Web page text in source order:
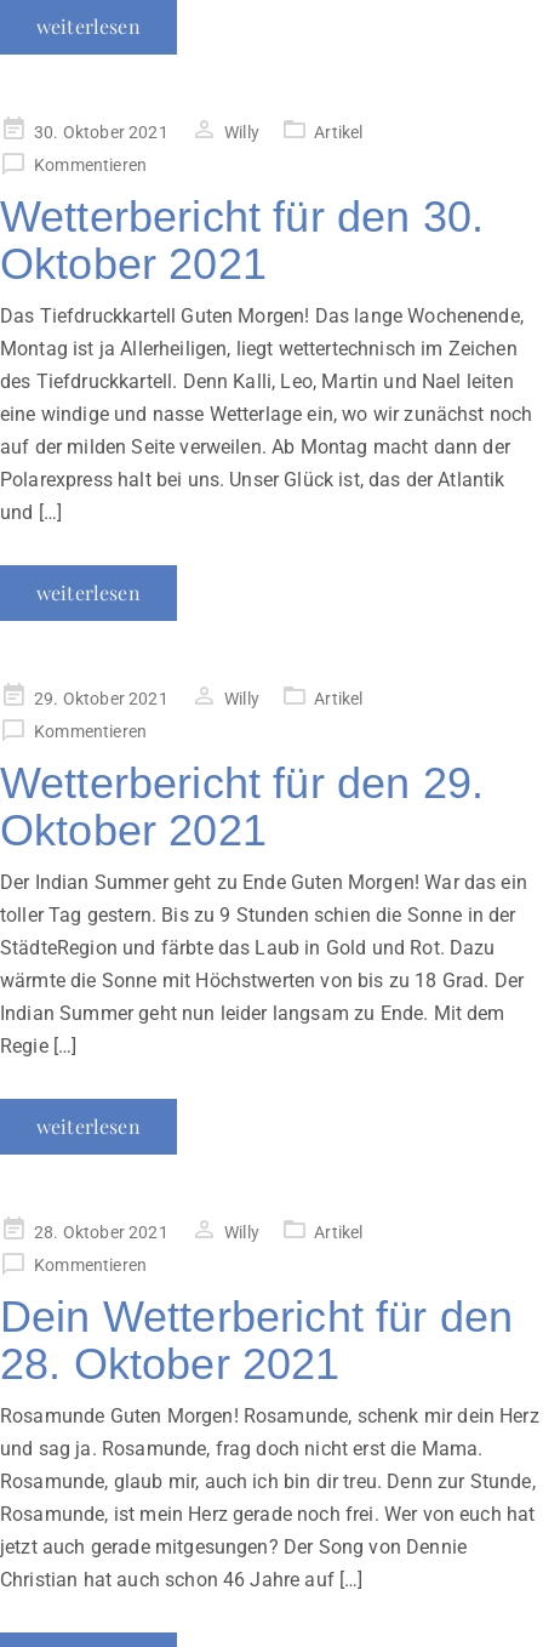
weiterlesen
Veröffentlicht
am
30. Oktober 2021 Willy
Artikel
Kommentieren
Wetterbericht für den 30.
Oktober 2021
Das Tiefdruckkartell Guten Morgen! Das lange Wochenende,
Montag ist ja Allerheiligen, liegt wettertechnisch im Zeichen
des Tiefdruckkartell. Denn Kalli, Leo, Martin und Nael leiten
eine windige und nasse Wetterlage ein, wo wir zunächst noch
auf der milden Seite verweilen. Ab Montag macht dann der
Polarexpress halt bei uns. Unser Glück ist, das der Atlantik
und […]
weiterlesen
Veröffentlicht
am
29. Oktober 2021 Willy
Artikel
Kommentieren
Wetterbericht für den 29.
Oktober 2021
Der Indian Summer geht zu Ende Guten Morgen! War das ein
toller Tag gestern. Bis zu 9 Stunden schien die Sonne in der
StädteRegion und färbte das Laub in Gold und Rot. Dazu
wärmte die Sonne mit Höchstwerten von bis zu 18 Grad. Der
Indian Summer geht nun leider langsam zu Ende. Mit dem
Regie […]
weiterlesen
Veröffentlicht
am
28. Oktober 2021 Willy
Artikel
Kommentieren
Dein Wetterbericht für den
28. Oktober 2021
Rosamunde Guten Morgen! Rosamunde, schenk mir dein Herz
und sag ja. Rosamunde, frag doch nicht erst die Mama.
Rosamunde, glaub mir, auch ich bin dir treu. Denn zur Stunde,
Rosamunde, ist mein Herz gerade noch frei. Wer von euch hat
jetzt auch gerade mitgesungen? Der Song von Dennie
Christian hat auch schon 46 Jahre auf […]